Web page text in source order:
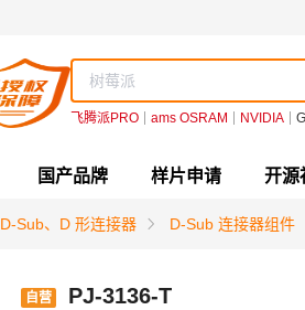
飞腾派PRO ams OSRAM NVIDIA
国产品牌 样片申请 开源
D-Sub、D 形连接器 D-Sub 连接器组件
自营 PJ-3136-T